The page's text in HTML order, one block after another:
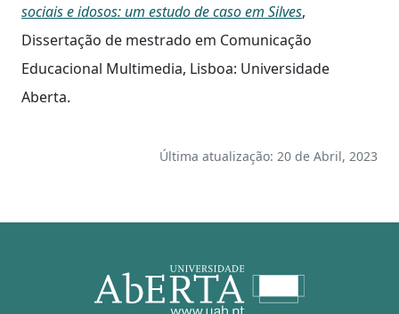
sociais e idosos: um estudo de caso em Silves,
Dissertação de mestrado em Comunicação
Educacional Multimedia, Lisboa: Universidade
Aberta.
Última atualização: 20 de Abril, 2023